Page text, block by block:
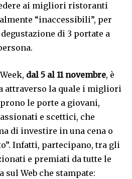
ai migliori ristoranti
“inaccessibili”, per
di 3 portate a
dal 5 al 11 novembre, è
attraverso la quale i migliori
le porte a giovani,
e scettici, che
di investire in una cena o
Infatti, partecipano, tra gli
e premiati da tutte le
sul Web che stampate: